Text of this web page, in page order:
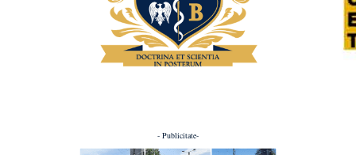
- Publicitate-